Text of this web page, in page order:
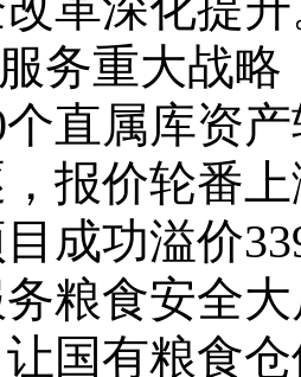
务重大战
直属库资
报价轮番
成功溢价
粮食安全
国有粮食